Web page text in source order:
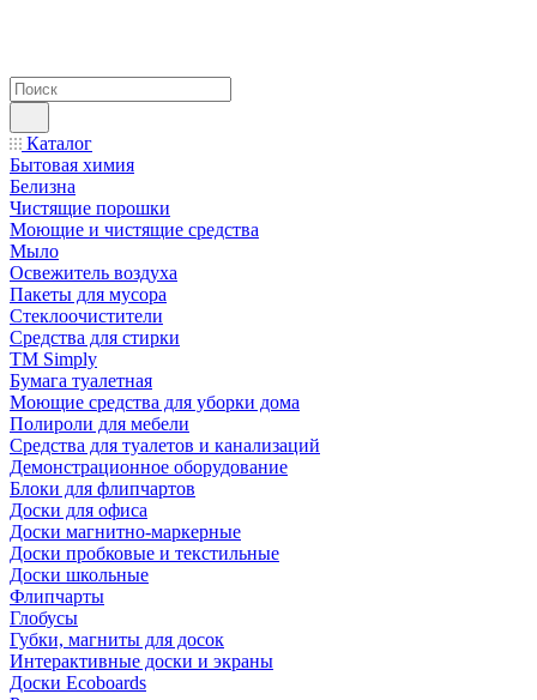
Каталог
Бытовая химия
Белизна
Чистящие порошки
Моющие и чистящие средства
Мыло
Освежитель воздуха
Пакеты для мусора
Стеклоочистители
Средства для стирки
TM Simply
Бумага туалетная
Моющие средства для уборки дома
Полироли для мебели
Средства для туалетов и канализаций
Демонстрационное оборудование
Блоки для флипчартов
Доски для офиса
Доски магнитно-маркерные
Доски пробковые и текстильные
Доски школьные
Флипчарты
Глобусы
Губки, магниты для досок
Интерактивные доски и экраны
Доски Ecoboards